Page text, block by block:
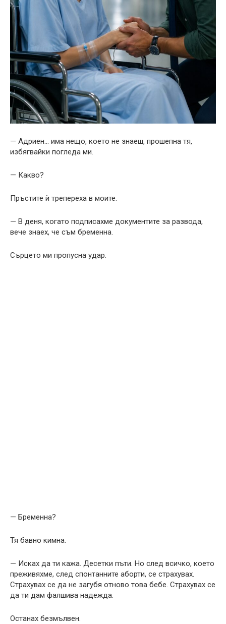
— Адриен… има нещо, което не знаеш, прошепна тя,
избягвайки погледа ми.
— Какво?
Пръстите ѝ трепереха в моите.
— В деня, когато подписахме документите за развода,
вече знаех, че съм бременна.
Сърцето ми пропусна удар.
— Бременна?
Тя бавно кимна.
— Исках да ти кажа. Десетки пъти. Но след всичко, което
преживяхме, след спонтанните аборти, се страхувах.
Страхувах се да не загубя отново това бебе. Страхувах се
да ти дам фалшива надежда.
Останах безмълвен.